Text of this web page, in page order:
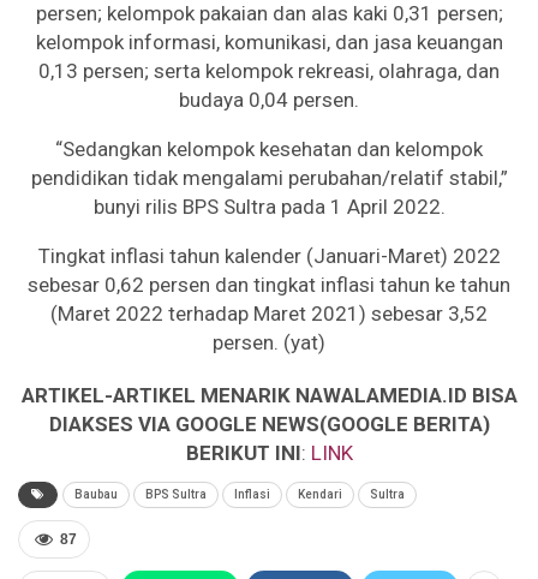
persen; kelompok pakaian dan alas kaki 0,31 persen;
kelompok informasi, komunikasi, dan jasa keuangan
0,13 persen; serta kelompok rekreasi, olahraga, dan
budaya 0,04 persen.
“Sedangkan kelompok kesehatan dan kelompok
pendidikan tidak mengalami perubahan/relatif stabil,”
bunyi rilis BPS Sultra pada 1 April 2022.
Tingkat inflasi tahun kalender (Januari-Maret) 2022
sebesar 0,62 persen dan tingkat inflasi tahun ke tahun
(Maret 2022 terhadap Maret 2021) sebesar 3,52
persen. (yat)
ARTIKEL-ARTIKEL MENARIK NAWALAMEDIA.ID BISA
DIAKSES VIA GOOGLE NEWS(GOOGLE BERITA)
BERIKUT INI: LINK
Baubau BPS Sultra Inflasi Kendari Sultra
87